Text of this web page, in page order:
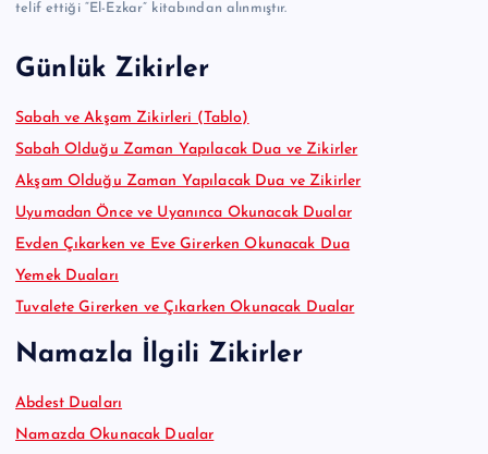
telif ettiği “El-Ezkar” kitabından alınmıştır.
Günlük Zikirler
Sabah ve Akşam Zikirleri (Tablo)
Sabah Olduğu Zaman Yapılacak Dua ve Zikirler
Akşam Olduğu Zaman Yapılacak Dua ve Zikirler
Uyumadan Önce ve Uyanınca Okunacak Dualar
Evden Çıkarken ve Eve Girerken Okunacak Dua
Yemek Duaları
Tuvalete Girerken ve Çıkarken Okunacak Dualar
Namazla İlgili Zikirler
Abdest Duaları
Namazda Okunacak Dualar